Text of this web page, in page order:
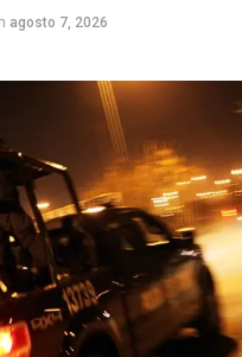
agosto 7, 2026